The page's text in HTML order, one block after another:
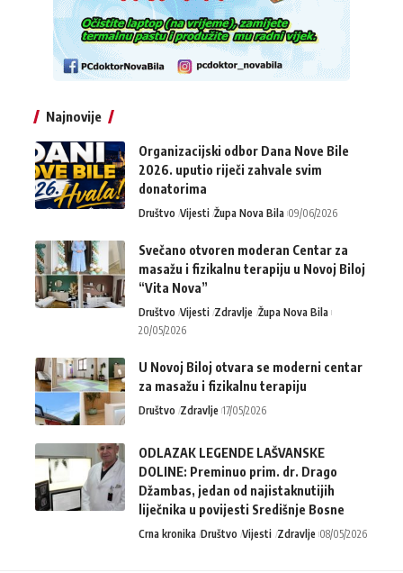
Najnovije
Organizacijski odbor Dana Nove Bile
2026. uputio riječi zahvale svim
donatorima
Društvo Vijesti Župa Nova Bila 09/06/2026
Svečano otvoren moderan Centar za
masažu i fizikalnu terapiju u Novoj Biloj
“Vita Nova”
Društvo Vijesti Zdravlje Župa Nova Bila
20/05/2026
U Novoj Biloj otvara se moderni centar
za masažu i fizikalnu terapiju
Društvo Zdravlje 17/05/2026
ODLAZAK LEGENDE LAŠVANSKE
DOLINE: Preminuo prim. dr. Drago
Džambas, jedan od najistaknutijih
liječnika u povijesti Središnje Bosne
Crna kronika Društvo Vijesti Zdravlje 08/05/2026